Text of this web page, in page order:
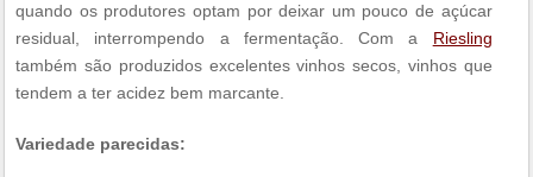
quando os produtores optam por deixar um pouco de açúcar
residual, interrompendo a fermentação. Com a Riesling
também são produzidos excelentes vinhos secos, vinhos que
tendem a ter acidez bem marcante.
Variedade parecidas: